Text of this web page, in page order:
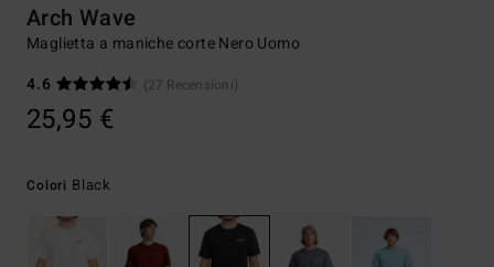
Arch Wave
Maglietta a maniche corte Nero Uomo
4.6
(27 Recensioni)
25,95 €
Colori Black